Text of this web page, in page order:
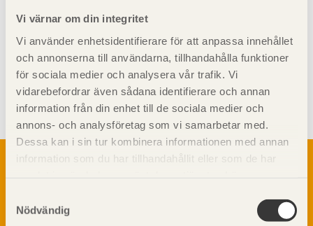
Vi värnar om din integritet
Vi använder enhetsidentifierare för att anpassa innehållet
och annonserna till användarna, tillhandahålla funktioner
för sociala medier och analysera vår trafik. Vi
vidarebefordrar även sådana identifierare och annan
information från din enhet till de sociala medier och
annons- och analysföretag som vi samarbetar med.
Dessa kan i sin tur kombinera informationen med annan
information som du har tillhandahållit eller som de har
Nödvändig
Visa sajtkarta
Om trä
Materialet trä
Barrträdets uppbyggnad
träbyggande och innehåller information om
materialet trä samt instruktioner för byggande